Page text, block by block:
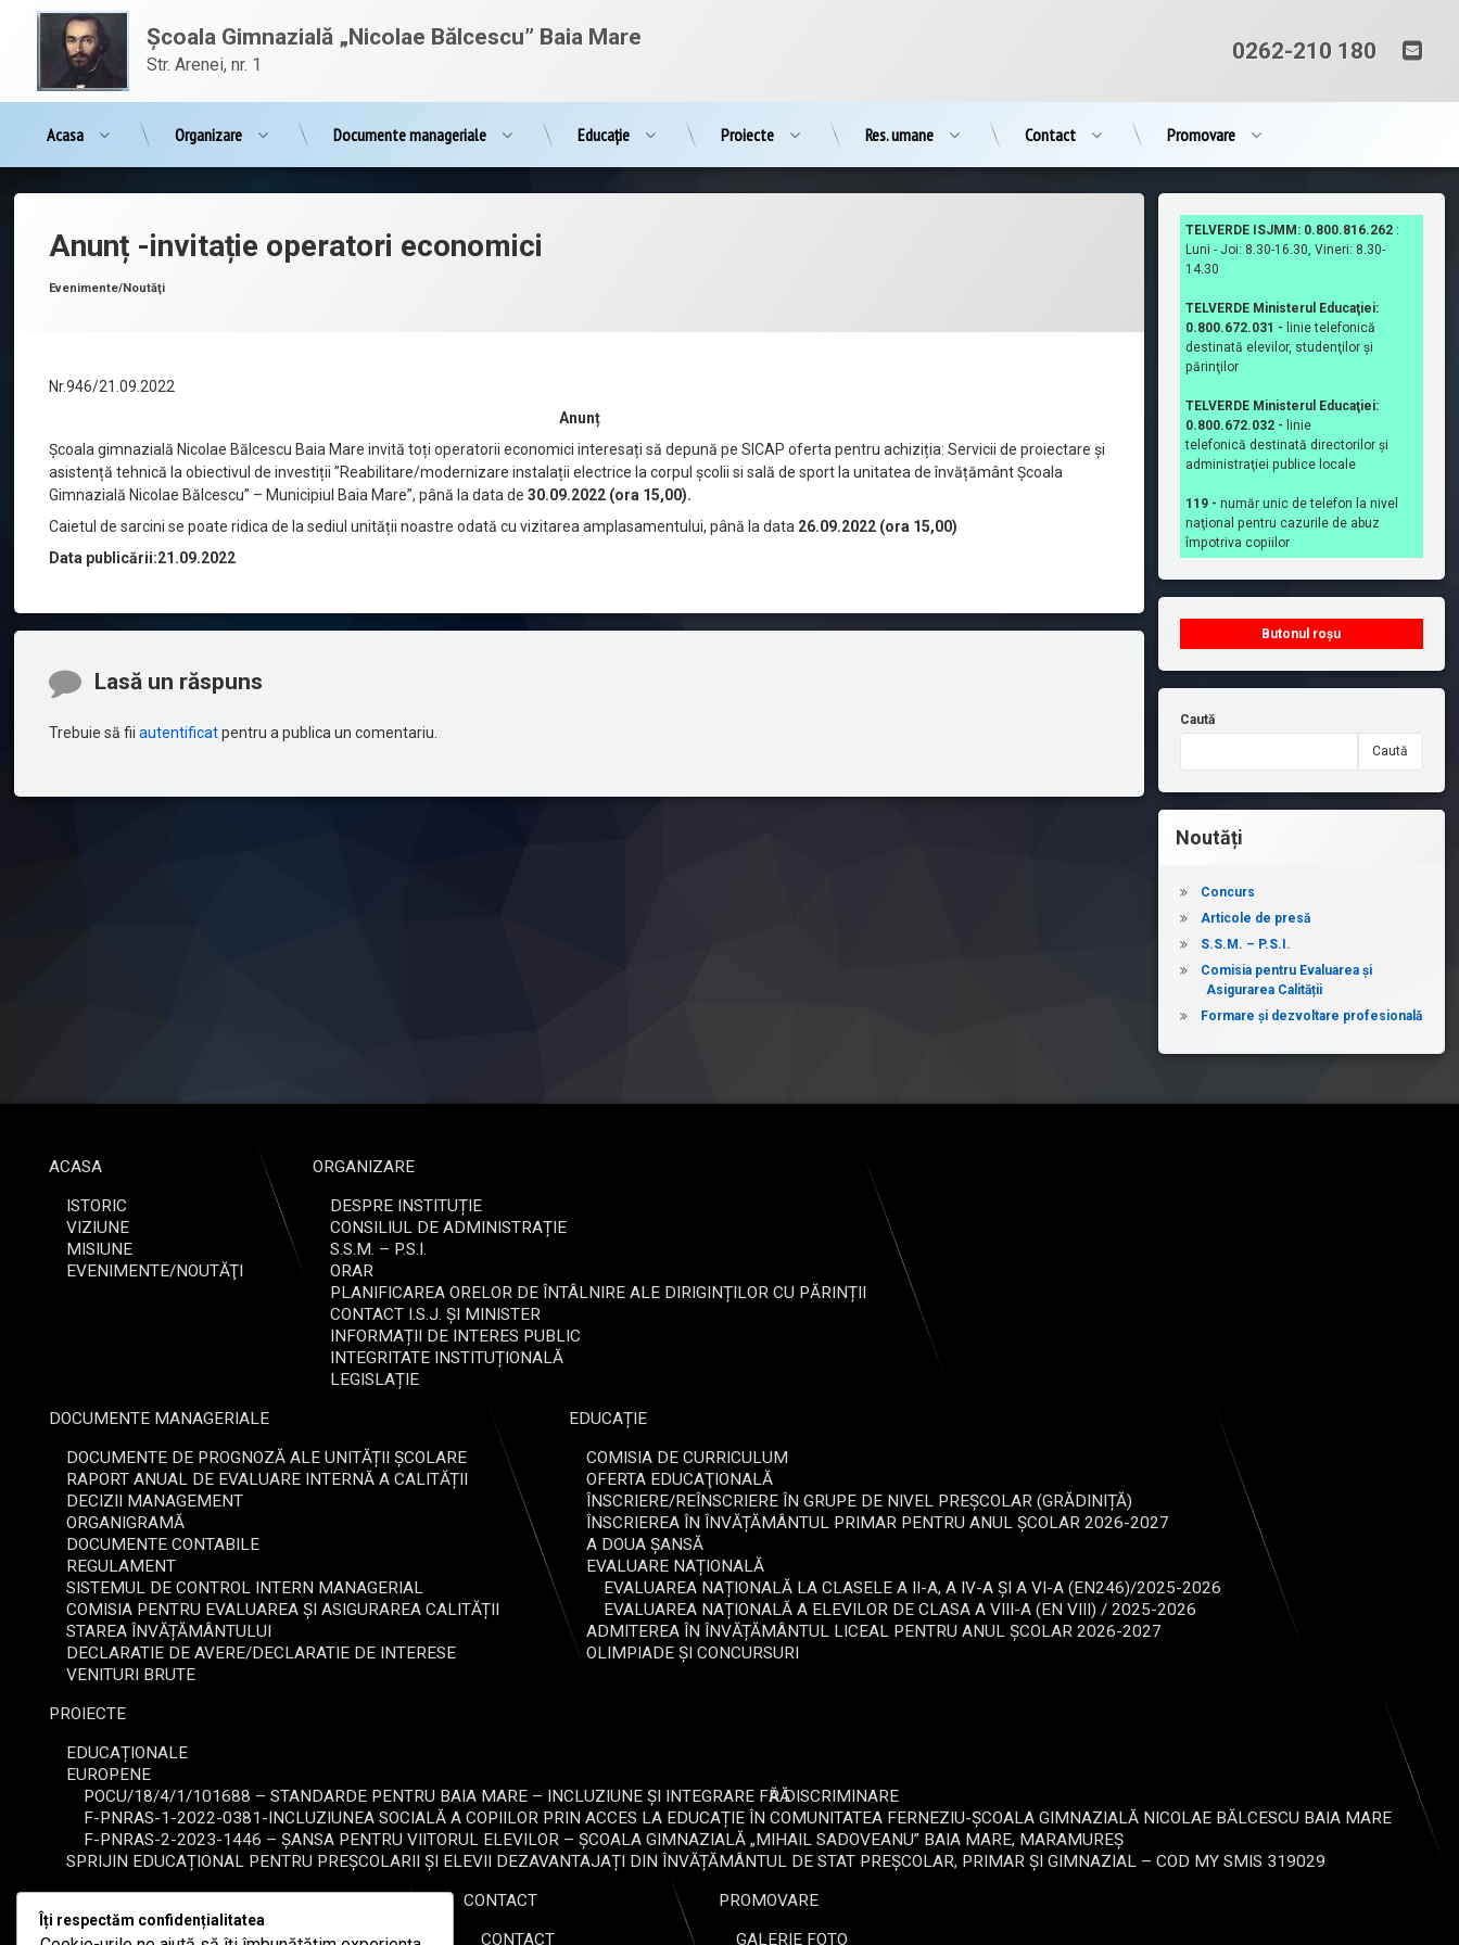
conținut
Școala Gimnazială „Nicolae Bălcescu” Baia Mare
Str. Arenei, nr. 1
Tel:
0262-210 180
Acasa Organizare Documente manageriale Educație Proiecte Res. umane Contact Promovare
Anunț -invitație operatori economici
septembrie 21, 2022
admnbalcescu
Categorii:
Evenimente/Noutăţi
Nr.946/21.09.2022
Anunț
Școala gimnazială Nicolae Bălcescu Baia Mare invită toți operatorii economici interesați să depună pe SICAP oferta pentru achiziția: Servicii de proiectare și
asistență tehnică la obiectivul de investiții ”Reabilitare/modernizare instalații electrice la corpul școlii si sală de sport la unitatea de învățământ Școala
Gimnazială Nicolae Bălcescu” – Municipiul Baia Mare”, până la data de30.09.2022 (ora 15,00).
Caietul de sarcini se poate ridica de la sediul unității noastre odată cu vizitarea amplasamentului, până la data 26.09.2022 (ora 15,00)
Data publicării:21.09.2022
Comentarii
Lasă un răspuns
Trebuie să fiiautentificatpentru a publica un comentariu.
TELVERDE ISJMM: 0.800.816.262 :
Luni - Joi: 8.30-16.30, Vineri: 8.30-
14.30
TELVERDE Ministerul Educaţiei:
0.800.672.031 - linie telefonică
destinată elevilor, studenţilor şi
părinţilor
TELVERDE Ministerul Educaţiei:
0.800.672.032 - linie
telefonică destinată directorilor şi
administraţiei publice locale
119 -număr unic de telefon la nivel
naţional pentru cazurile de abuz
împotriva copiilor
Butonul roșu
Caută
Caută
Noutăți
Concurs
Articole de presă
S.S.M. – P.S.I.
Comisia pentru Evaluarea și
Asigurarea Calității
Formare și dezvoltare profesională
ACASA
ISTORIC
VIZIUNE
MISIUNE
EVENIMENTE/NOUTĂŢI
ORGANIZARE
DESPRE INSTITUȚIE
CONSILIUL DE ADMINISTRAȚIE
S.S.M. – P.S.I.
ORAR
PLANIFICAREA ORELOR DE ÎNTÂLNIRE ALE DIRIGINȚILOR CU PĂRINȚII
CONTACT I.S.J. ȘI MINISTER
INFORMAȚII DE INTERES PUBLIC
INTEGRITATE INSTITUȚIONALĂ
LEGISLAȚIE
DOCUMENTE MANAGERIALE
DOCUMENTE DE PROGNOZĂ ALE UNITĂȚII ȘCOLARE
RAPORT ANUAL DE EVALUARE INTERNĂ A CALITĂȚII
DECIZII MANAGEMENT
ORGANIGRAMĂ
DOCUMENTE CONTABILE
REGULAMENT
SISTEMUL DE CONTROL INTERN MANAGERIAL
COMISIA PENTRU EVALUAREA ȘI ASIGURAREA CALITĂȚII
STAREA ÎNVĂȚĂMÂNTULUI
DECLARATIE DE AVERE/DECLARATIE DE INTERESE
VENITURI BRUTE
EDUCAȚIE
COMISIA DE CURRICULUM
OFERTA EDUCAŢIONALĂ
ÎNSCRIERE/REÎNSCRIERE ÎN GRUPE DE NIVEL PREȘCOLAR (GRĂDINIȚĂ)
ÎNSCRIEREA ÎN ÎNVĂȚĂMÂNTUL PRIMAR PENTRU ANUL ȘCOLAR 2026-2027
A DOUA ȘANSĂ
EVALUARE NAȚIONALĂ
EVALUAREA NAȚIONALĂ LA CLASELE A II-A, A IV-A ȘI A VI-A (EN246)/2025-2026
EVALUAREA NAȚIONALĂ A ELEVILOR DE CLASA A VIII-A (EN VIII) / 2025-2026
ADMITEREA ÎN ÎNVĂȚĂMÂNTUL LICEAL PENTRU ANUL ȘCOLAR 2026-2027
OLIMPIADE ȘI CONCURSURI
PROIECTE
EDUCAȚIONALE
EUROPENE
POCU/18/4/1/101688 – STANDARDE PENTRU BAIA MARE – INCLUZIUNE ȘI INTEGRARE FӐRӐ DISCRIMINARE
F-PNRAS-1-2022-0381-INCLUZIUNEA SOCIALĂ A COPIILOR PRIN ACCES LA EDUCAȚIE ÎN COMUNITATEA FERNEZIU-ȘCOALA GIMNAZIALĂ NICOLAE BĂLCESCU BAIA MARE
F-PNRAS-2-2023-1446 – ȘANSA PENTRU VIITORUL ELEVILOR – ȘCOALA GIMNAZIALĂ „MIHAIL SADOVEANU” BAIA MARE, MARAMUREȘ
SPRIJIN EDUCAȚIONAL PENTRU PREȘCOLARII ȘI ELEVII DEZAVANTAJAȚI DIN ÎNVĂȚĂMÂNTUL DE STAT PREȘCOLAR, PRIMAR ȘI GIMNAZIAL – COD MY SMIS 319029
FORMARE ȘI DEZVOLTARE PROFESIONALĂ
CONTACT
CONTACT
PROMOVARE
GALERIE FOTO
Îți respectăm confidențialitatea